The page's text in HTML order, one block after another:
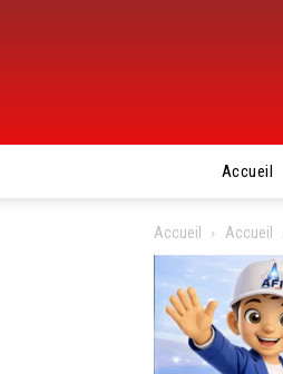
Accueil
Accueil Accueil